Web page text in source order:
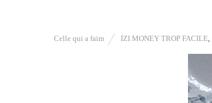
Celle qui a faim IZI MONEY TROP FACILE,